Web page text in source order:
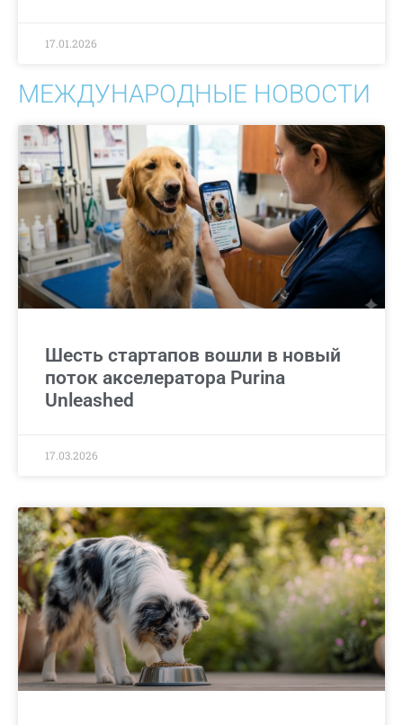
17.01.2026
МЕЖДУНАРОДНЫЕ НОВОСТИ
Шесть стартапов вошли в новый
поток акселератора Purina
Unleashed
17.03.2026